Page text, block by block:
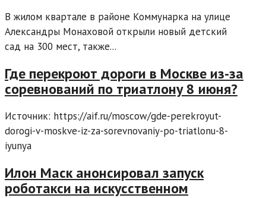
В жилом квартале в районе Коммунарка на улице
Александры Монаховой открыли новый детский
сад на 300 мест, также...
Где перекроют дороги в Москве из-за
соревнований по триатлону 8 июня?
Источник: https://aif.ru/moscow/gde-perekroyut-
dorogi-v-moskve-iz-za-sorevnovaniy-po-triatlonu-8-
iyunya
Илон Маск анонсировал запуск
роботакси на искусственном